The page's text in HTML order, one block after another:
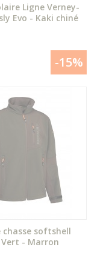
DU PRODUIT
Ligne Verney-
Evo - Kaki chiné
-15%
chasse softshell
Vert - Marron